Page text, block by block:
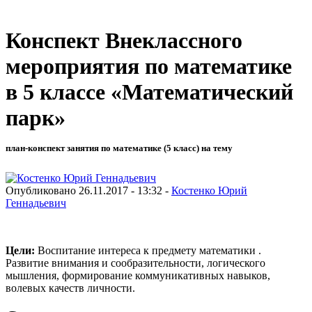
Конспект Внеклассного
мероприятия по математике
в 5 классе «Математический
парк»
план-конспект занятия по математике (5 класс) на тему
Опубликовано 26.11.2017 - 13:32 - Костенко Юрий
Геннадьевич
Цели: Воспитание интереса к предмету математики .
Развитие внимания и сообразительности, логического
мышления, формирование коммуникативных навыков,
волевых качеств личности.